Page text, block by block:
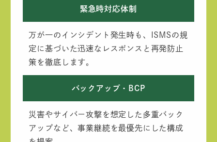
緊急時対応体制
万が一のインシデント発生時も、ISMSの規
定に基づいた迅速なレスポンスと再発防止
策を徹底します。
バックアップ・BCP
災害やサイバー攻撃を想定した多重バック
アップなど、事業継続を最優先にした構成